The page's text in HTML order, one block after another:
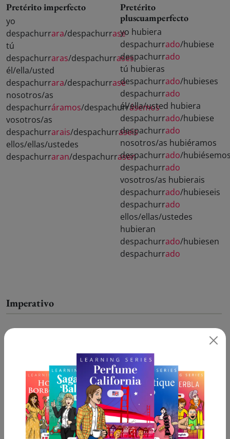
Pretérito imperfecto
yo
despachurrara/despachurrase
tú
despachurraras/despachurrases
él/ella/usted
despachurrara/despachurrase
nosotros/as
despachurráramos/despachurrásemos
vosotros/as
despachurrarais/despachurraseis
ellos/ellas/ustedes
despachurraran/despachurrasen
Pretérito
pluscuamperfecto
yo hubiera
despachurrado/hubiese
despachurrado
tú hubieras
despachurrado/hubieses
despachurrado
él/ella/usted hubiera
despachurrado/hubiese
despachurrado
nosotros/as hubiéramos
despachurrado/
despachurrado
vosotros/as hubierais
despachurrado/hubieseis
despachurrado
ellos/ellas/ustedes
hubieran
despachurrado/hubiesen
despachurrado
Imperativo
(usted) despachurre
(nosotros/as)
despachurr
emos
(vosotros/as)
despachurrad
(ustedes) despachurren
(tú) no despachurr
(usted) no despachurr
(nosotros/as) no
despachurremos
(vosotros/as) no
despachurréis
(ustedes) no